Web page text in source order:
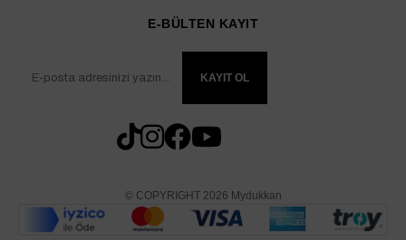
E-BÜLTEN KAYIT
KAYIT OL
© COPYRIGHT 2026 Mydukkan